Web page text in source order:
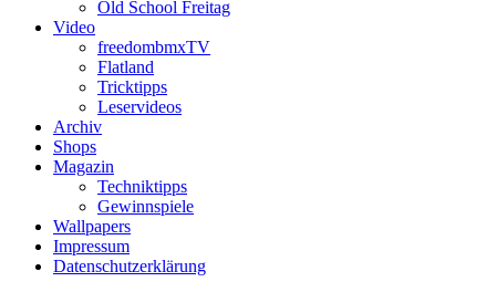
Old School Freitag
Video
freedombmxTV
Flatland
Tricktipps
Leservideos
Archiv
Shops
Magazin
Techniktipps
Gewinnspiele
Wallpapers
Impressum
Datenschutzerklärung